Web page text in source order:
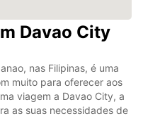
Davao City
nas Filipinas, é uma
muito para oferecer aos
viagem a Davao City, a
as suas necessidades de